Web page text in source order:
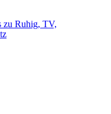
zu Ruhig, TV,